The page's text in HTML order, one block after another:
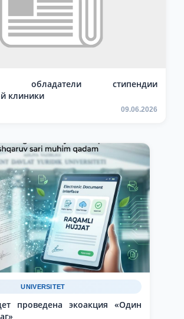
обладатели стипендии
клиники
09.06.2026
UNIVERSITET
проведена экоакция «Один